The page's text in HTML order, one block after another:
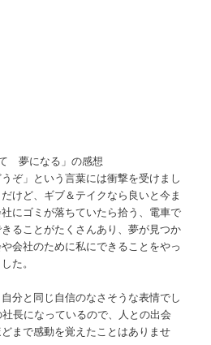
夢になる」の感想
ぞ」という言葉には衝撃を受けまし
けど、ギブ＆テイクなら良いと今ま
にゴミが落ちていたら拾う、電車で
ることがたくさんあり、夢が見つか
会社のために私にできることをやっ
た。
分と同じ自信のなさそうな表情でし
長になっているので、人との出会
まで感動を覚えたことはありませ